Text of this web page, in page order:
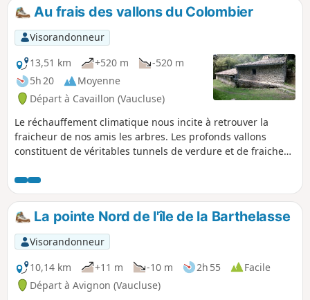
Au frais des vallons du Colombier
Visorandonneur
13,51 km
+520 m
-520 m
5h 20
Moyenne
Départ à Cavaillon (Vaucluse)
Le réchauffement climatique nous incite à retrouver la
fraicheur de nos amis les arbres. Les profonds vallons
constituent de véritables tunnels de verdure et de fraicheur.
bergerie et sa citerne magnifiquement restaurée.
La pointe Nord de l'île de la Barthelasse
Visorandonneur
10,14 km
+11 m -10 m 2h 55
Facile
Départ à Avignon (Vaucluse)